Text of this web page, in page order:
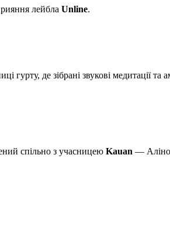
лейбла Unline.
де зібрані звукові медитації та
спільно з учасницею Kauan —